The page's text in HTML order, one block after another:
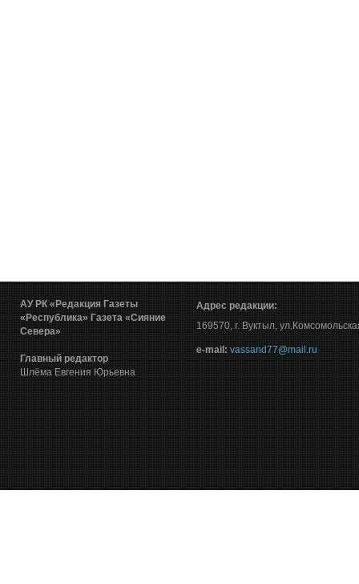
АУ РК «Редакция Газеты
«Республика» Газета «Сияние
Севера»
Главный редактор
Шлёма Евгения Юрьевна
Адрес редакции:
169570, г. Вуктыл,
е-mail: vassand77@mail.ru